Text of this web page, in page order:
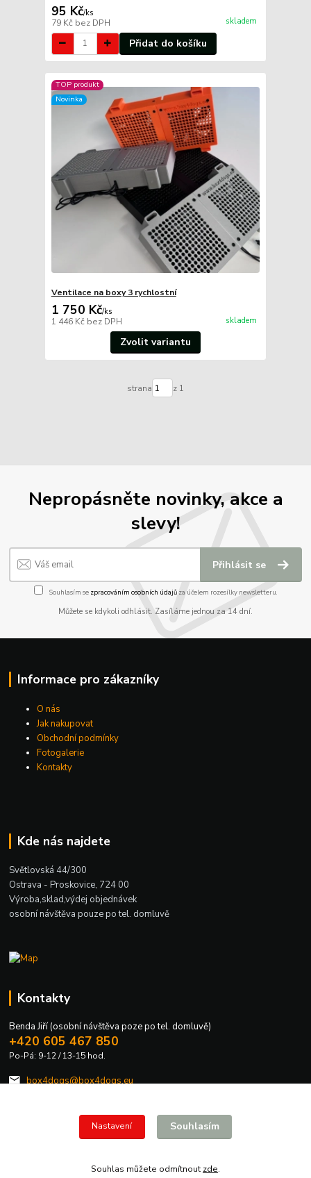
95 Kč/ks
79 Kč bez DPH skladem
Přidat do košíku
TOP produkt
Novinka
Ventilace na boxy 3 rychlostní
1 750 Kč/ks
1 446 Kč bez DPH skladem
Zvolit variantu
strana z 1
Nepropásněte novinky, akce a
slevy!
Přihlásit se
Souhlasím se zpracováním osobních údajůza účelem rozesílky newsletteru.
Můžete se kdykoli odhlásit. Zasíláme jednou za 14 dní.
Informace pro zákazníky
O nás
Jak nakupovat
Obchodní podmínky
Fotogalerie
Kontakty
Kde nás najdete
Světlovská 44/300
Ostrava - Proskovice, 724 00
Výroba,sklad,výdej objednávek
osobní návštěva pouze po tel. domluvě
Kontakty
Benda Jiří (osobní návštěva poze po tel. domluvě)
+420 605 467 850
Po-Pá: 9-12 / 13-15 hod.
box4dogs@box4dogs.eu
Nastavení Souhlasím
Souhlas můžete odmítnout zde.